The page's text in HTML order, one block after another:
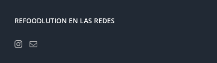
REFOODLUTION EN LAS REDES